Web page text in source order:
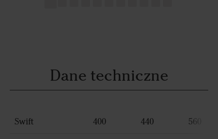
Dane techniczne
Swift 400 440 560